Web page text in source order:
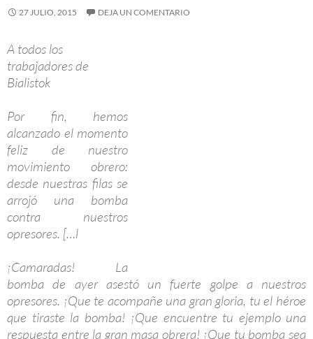
27 JULIO, 2015 DEJA UN COMENTARIO
A todos los
trabajadores de
Bialistok
Por fin, hemos
alcanzado el momento
feliz de nuestro
movimiento obrero:
desde nuestras filas se
arrojó una bomba
contra nuestros
opresores. […l
¡Camaradas! La
bomba de ayer asestó un fuerte golpe a nuestros
opresores. ¡Que te acompañe una gran gloria, tu el héroe
que tiraste la bomba! ¡Que encuentre tu ejemplo una
respuesta entre la gran masa obrera! ¡Que tu bomba sea